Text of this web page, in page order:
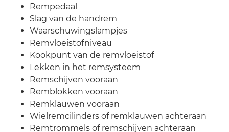
Rempedaal
Slag van de handrem
Waarschuwingslampjes
Remvloeistofniveau
Kookpunt van de remvloeistof
Lekken in het remsysteem
Remschijven vooraan
Remblokken vooraan
Remklauwen vooraan
Wielremcilinders of remklauwen achteraan
Remtrommels of remschijven achteraan